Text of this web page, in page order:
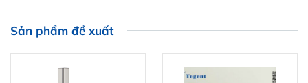
Sản phẩm đề xuất